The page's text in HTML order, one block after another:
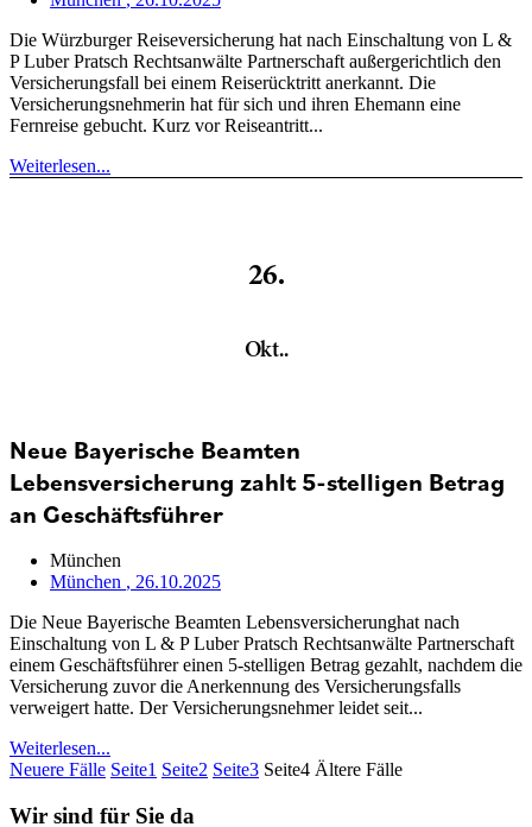
Die Würzburger Reiseversicherung hat nach Einschaltung von L &
P Luber Pratsch Rechtsanwälte Partnerschaft außergerichtlich den
Versicherungsfall bei einem Reiserücktritt anerkannt. Die
Versicherungsnehmerin hat für sich und ihren Ehemann eine
Fernreise gebucht. Kurz vor Reiseantritt...
Weiterlesen...
26.
Okt..
Neue Bayerische Beamten
Lebensversicherung zahlt 5-stelligen Betrag
an Geschäftsführer
München
München , 26.10.2025
Die Neue Bayerische Beamten Lebensversicherunghat nach
Einschaltung von L & P Luber Pratsch Rechtsanwälte Partnerschaft
einem Geschäftsführer einen 5-stelligen Betrag gezahlt, nachdem die
Versicherung zuvor die Anerkennung des Versicherungsfalls
verweigert hatte. Der Versicherungsnehmer leidet seit...
Weiterlesen...
Neuere Fälle Seite1 Seite2 Seite3 Seite4 Ältere Fälle
Wir sind für Sie da